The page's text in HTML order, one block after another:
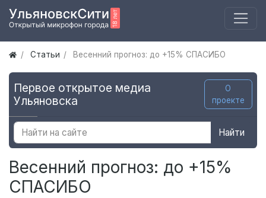
Статьи Весенний прогноз: до +15% СПАСИБО
Первое открытое медиа
Ульяновска
О
проекте
Найти
Весенний прогноз: до +15%
СПАСИБО